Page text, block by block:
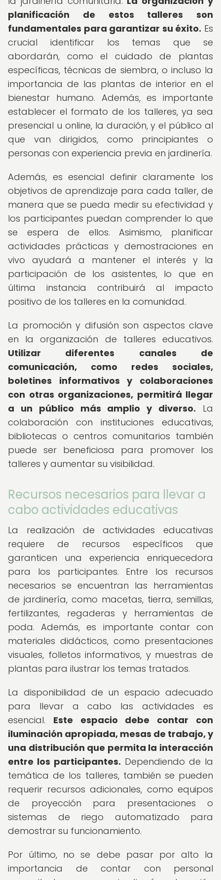
planificación de estos talleres son
fundamentales para garantizar su éxito. Es
crucial identificar los temas que se
abordarán, como el cuidado de plantas
específicas, técnicas de siembra, o incluso la
importancia de las plantas de interior en el
bienestar humano. Además, es importante
establecer el formato de los talleres, ya sea
presencial u online, la duración, y el público al
que van dirigidos, como principiantes o
personas con experiencia previa en jardinería.
Además, es esencial definir claramente los
objetivos de aprendizaje para cada taller, de
manera que se pueda medir su efectividad y
los participantes puedan comprender lo que
se espera de ellos. Asimismo, planificar
actividades prácticas y demostraciones en
vivo ayudará a mantener el interés y la
participación de los asistentes, lo que en
última instancia contribuirá al impacto
positivo de los talleres en la comunidad.
La promoción y difusión son aspectos clave
en la organización de talleres educativos.
Utilizar diferentes canales de
comunicación, como redes sociales,
boletines informativos y colaboraciones
con otras organizaciones, permitirá llegar
a un público más amplio y diverso. La
colaboración con instituciones educativas,
bibliotecas o centros comunitarios también
puede ser beneficiosa para promover los
talleres y aumentar su visibilidad.
Recursos necesarios para llevar a
cabo actividades educativas
La realización de actividades educativas
requiere de recursos específicos que
garanticen una experiencia enriquecedora
para los participantes. Entre los recursos
necesarios se encuentran las herramientas
de jardinería, como macetas, tierra, semillas,
fertilizantes, regaderas y herramientas de
poda. Además, es importante contar con
materiales didácticos, como presentaciones
visuales, folletos informativos, y muestras de
plantas para ilustrar los temas tratados.
La disponibilidad de un espacio adecuado
para llevar a cabo las actividades es
esencial. Este espacio debe contar con
iluminación apropiada, mesas de trabajo, y
una distribución que permita la interacción
entre los participantes. Dependiendo de la
temática de los talleres, también se pueden
requerir recursos adicionales, como equipos
de proyección para presentaciones o
sistemas de riego automatizado para
demostrar su funcionamiento.
Por último, no se debe pasar por alto la
importancia de contar con personal